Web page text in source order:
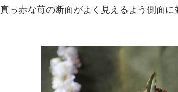
っ赤な苺の断面がよく見えるよう側面